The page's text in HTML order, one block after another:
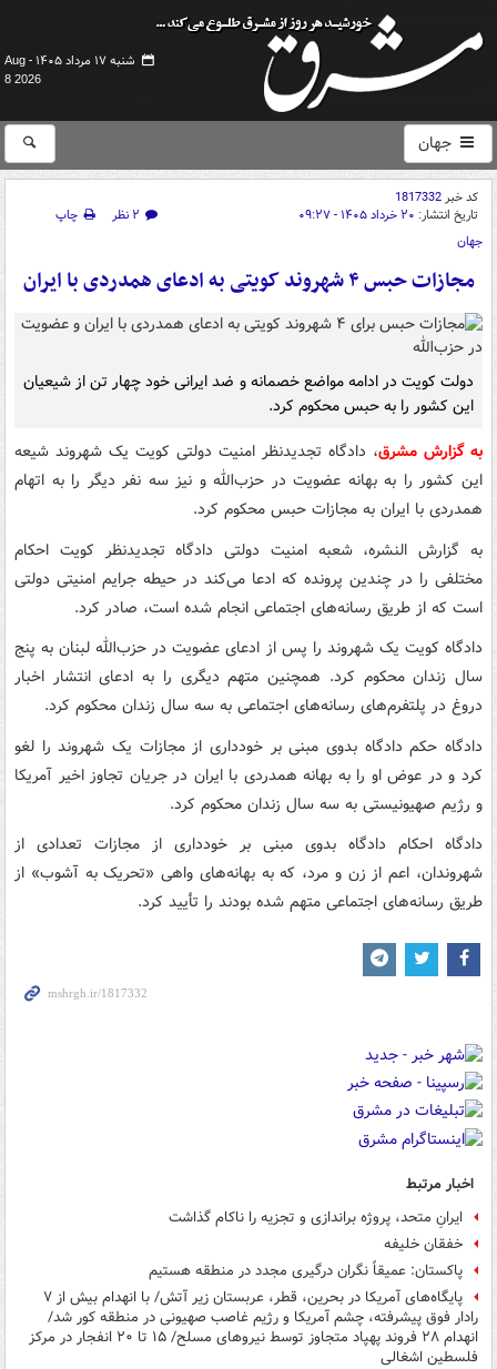
شنبه ۱۷ مرداد ۱۴۰۵ -
Aug
8 2026
جهان
کد خبر1817332
تاریخ انتشار: ۲۰ خرداد ۱۴۰۵ - ۰۹:۲۷ ۲ نظر
چاپ
جهان
مجازات حبس ۴ شهروند کویتی به ادعای همدردی با ایران
دولت کویت در ادامه مواضع خصمانه و ضد ایرانی خود چهار تن از شیعیان
این کشور را به حبس محکوم کرد.
به گزارش مشرق، دادگاه تجدیدنظر امنیت دولتی کویت یک شهروند شیعه
این کشور را به بهانه عضویت در حزب‌الله و نیز سه نفر دیگر را به اتهام
همدردی با ایران به مجازات حبس محکوم کرد.
به گزارش النشره، شعبه امنیت دولتی دادگاه تجدیدنظر کویت احکام
مختلفی را در چندین پرونده که ادعا می‌کند در حیطه جرایم امنیتی دولتی
است که از طریق رسانه‌های اجتماعی انجام شده است، صادر کرد.
دادگاه کویت یک شهروند را پس از ادعای عضویت در حزب‌الله لبنان به پنج
سال زندان محکوم کرد. همچنین متهم دیگری را به ادعای انتشار اخبار
دروغ در پلتفرم‌های رسانه‌های اجتماعی به سه سال زندان محکوم کرد.
دادگاه حکم دادگاه بدوی مبنی بر خودداری از مجازات یک شهروند را لغو
کرد و در عوض او را به بهانه همدردی با ایران در جریان تجاوز اخیر آمریکا
و رژیم صهیونیستی به سه سال زندان محکوم کرد.
دادگاه احکام دادگاه بدوی مبنی بر خودداری از مجازات تعدادی از
شهروندان، اعم از زن و مرد، که به بهانه‌های واهی «تحریک به آشوب» از
طریق رسانه‌های اجتماعی متهم شده بودند را تأیید کرد.
اخبار مرتبط
ایرانِ متحد، پروژه براندازی و تجزیه را ناکام گذاشت
خفقان خلیفه
پاکستان: عمیقاً نگران درگیری‌ مجدد در منطقه هستیم
پایگاه‌های آمریکا در بحرین، قطر، عربستان زیر آتش/ با انهدام بیش از ۷
رادار فوق پیشرفته، چشم آمریکا و رژیم غاصب صهیونی در منطقه کور شد/
انهدام ۲۸ فروند پهپاد متجاوز توسط نیروهای مسلح/ ۱۵ تا ۲۰ انفجار در مرکز
فلسطین اشغالی